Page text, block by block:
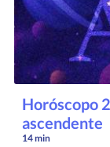
Horóscopo
ascendente
14 min